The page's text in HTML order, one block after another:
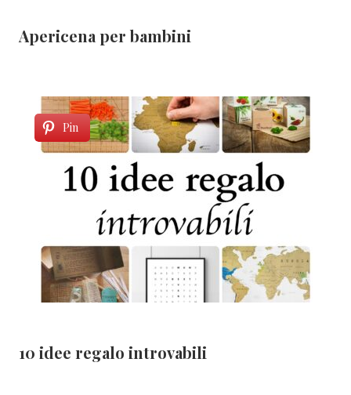
Apericena per bambini
Pin
10 idee regalo introvabili